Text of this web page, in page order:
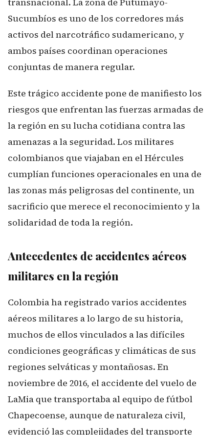
Sucumbíos es uno de los corredores más
activos del narcotráfico sudamericano, y
ambos países coordinan operaciones
conjuntas de manera regular.
Este trágico accidente pone de manifiesto los
riesgos que enfrentan las fuerzas armadas de
la región en su lucha cotidiana contra las
amenazas a la seguridad. Los militares
colombianos que viajaban en el Hércules
cumplían funciones operacionales en una de
las zonas más peligrosas del continente, un
sacrificio que merece el reconocimiento y la
solidaridad de toda la región.
Antecedentes de accidentes aéreos
militares en la región
Colombia ha registrado varios accidentes
aéreos militares a lo largo de su historia,
muchos de ellos vinculados a las difíciles
condiciones geográficas y climáticas de sus
regiones selváticas y montañosas. En
noviembre de 2016, el accidente del vuelo de
LaMia que transportaba al equipo de fútbol
Chapecoense, aunque de naturaleza civil,
evidenció las complejidades del transporte